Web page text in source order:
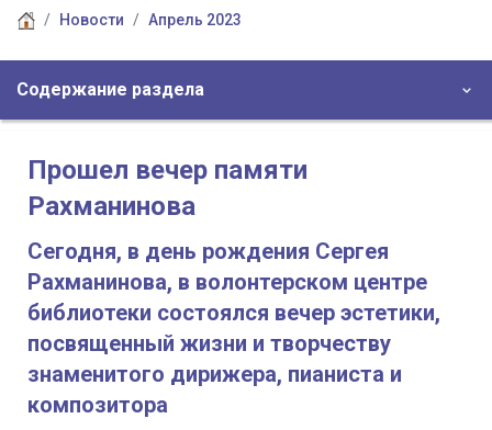
Новости Апрель 2023
Содержание раздела
Прошел вечер памяти
Рахманинова
Сегодня, в день рождения Сергея
Рахманинова, в волонтерском центре
библиотеки состоялся вечер эстетики,
посвященный жизни и творчеству
знаменитого дирижера, пианиста и
композитора